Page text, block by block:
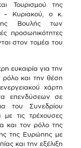
Τουρισμού της
– Κυριακού, ο κ.
Βουλής των
προσωπικότητες
στον τομέα του
ευκαιρία για την
και την θέση
χάρτη
επενδύσεων σε
του Συνεδρίου
με τις τρέχουσες
και τον ρόλο της
της Ευρώπης με
και την εξέλιξη